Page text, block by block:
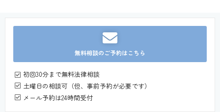
無料相談のご予約はこちら
初回30分まで無料法律相談
土曜日の相談可（但、事前予約が必要です）
メール予約は24時間受付